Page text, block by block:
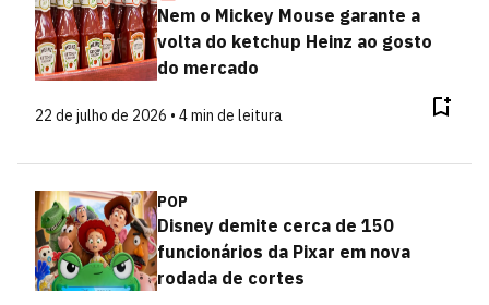
Nem o Mickey Mouse garante a
volta do ketchup Heinz ao gosto
do mercado
22 de julho de 2026 • 4 min de leitura
POP
Disney demite cerca de 150
funcionários da Pixar em nova
rodada de cortes